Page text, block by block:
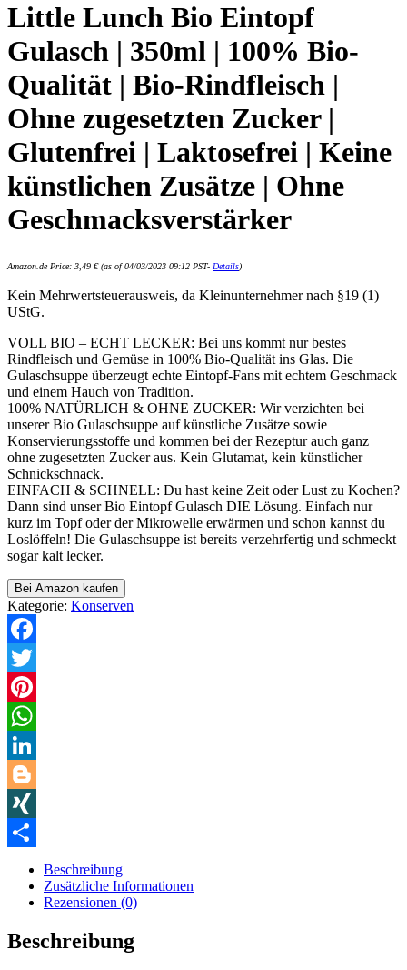
Little Lunch Bio Eintopf
Gulasch | 350ml | 100% Bio-
Qualität | Bio-Rindfleisch |
Ohne zugesetzten Zucker |
Glutenfrei | Laktosefrei | Keine
künstlichen Zusätze | Ohne
Geschmacksverstärker
Amazon.de Price: 3,49 €(as of 04/03/2023 09:12 PST- Details)
Kein Mehrwertsteuerausweis, da Kleinunternehmer nach §19 (1)
UStG.
VOLL BIO – ECHT LECKER: Bei uns kommt nur bestes
Rindfleisch und Gemüse in 100% Bio-Qualität ins Glas. Die
Gulaschsuppe überzeugt echte Eintopf-Fans mit echtem Geschmack
und einem Hauch von Tradition.
100% NATÜRLICH & OHNE ZUCKER: Wir verzichten bei
unserer Bio Gulaschsuppe auf künstliche Zusätze sowie
Konservierungsstoffe und kommen bei der Rezeptur auch ganz
ohne zugesetzten Zucker aus. Kein Glutamat, kein künstlicher
Schnickschnack.
EINFACH & SCHNELL: Du hast keine Zeit oder Lust zu Kochen?
Dann sind unser Bio Eintopf Gulasch DIE Lösung. Einfach nur
kurz im Topf oder der Mikrowelle erwärmen und schon kannst du
Loslöffeln! Die Gulaschsuppe ist bereits verzehrfertig und schmeckt
sogar kalt lecker.
Bei Amazon kaufen
Kategorie: Konserven
Facebook
Twitter
Pinterest
WhatsApp
LinkedIn
Blogger
XING
Beschreibung
Zusätzliche Informationen
Rezensionen (0)
Beschreibung